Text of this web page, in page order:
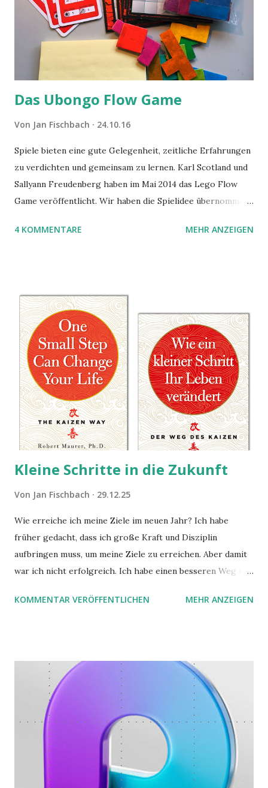
Das Ubongo Flow Game
Von Jan Fischbach 24.10.16
Spiele bieten eine gute Gelegenheit, zeitliche Erfahrungen
zu verdichten und gemeinsam zu lernen. Karl Scotland und
Sallyann Freudenberg haben im Mai 2014 das Lego Flow
Game veröffentlicht. Wir haben die Spielidee übernommen,
benutzen wir Material aus Grzegorz Rejchtmans Ubongo-
4 KOMMENTARE MEHR ANZEIGEN
Kleine Schritte in die Zukunft
Von Jan Fischbach 29.12.25
Wie erreiche ich meine Ziele im neuen Jahr? Ich habe
früher gedacht, dass ich große Kraft und Disziplin
aufbringen muss, um meine Ziele zu erreichen. Aber damit
war ich nicht erfolgreich. Ich habe einen besseren Weg in
möchte. Darin habe ich zwei gute Begründungen gefunden,
KOMMENTAR VERÖFFENTLICHEN MEHR ANZEIGEN